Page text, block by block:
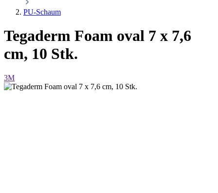
PU-Schaum
Tegaderm Foam oval 7 x 7,6
cm, 10 Stk.
3M